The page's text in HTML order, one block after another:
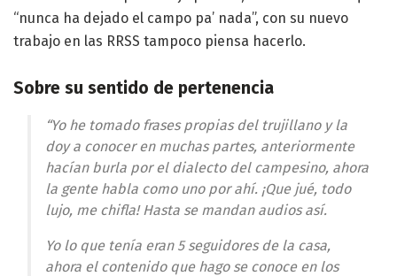
“nunca ha dejado el campo pa’ nada”, con su nuevo
trabajo en las RRSS tampoco piensa hacerlo.
Sobre su sentido de pertenencia
“Yo he tomado frases propias del trujillano y la
doy a conocer en muchas partes, anteriormente
hacían burla por el dialecto del campesino, ahora
la gente habla como uno por ahí. ¡Que jué, todo
lujo, me chifla! Hasta se mandan audios así.
Yo lo que tenía eran 5 seguidores de la casa,
ahora el contenido que hago se conoce en los